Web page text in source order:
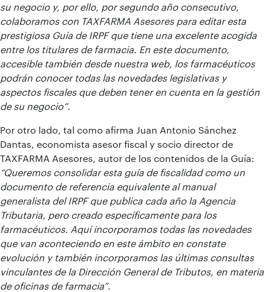
su negocio y, por ello, por segundo año consecutivo,
colaboramos con TAXFARMA Asesores para editar esta
prestigiosa Guía de IRPF que tiene una excelente acogida
entre los titulares de farmacia. En este documento,
accesible también desde nuestra web, los farmacéuticos
podrán conocer todas las novedades legislativas y
aspectos fiscales que deben tener en cuenta en la gestión
de su negocio”.
Por otro lado, tal como afirma Juan Antonio Sánchez
Dantas, economista asesor fiscal y socio director de
TAXFARMA Asesores, autor de los contenidos de la Guía:
“Queremos consolidar esta guía de fiscalidad como un
documento de referencia equivalente al manual
generalista del IRPF que publica cada año la Agencia
Tributaria, pero creado específicamente para los
farmacéuticos. Aquí incorporamos todas las novedades
que van aconteciendo en este ámbito en constate
evolución y también incorporamos las últimas consultas
vinculantes de la Dirección General de Tributos, en materia
de oficinas de farmacia”.